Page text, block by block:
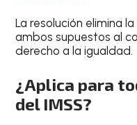
La resolución elimina
ambos supuestos al
derecho a la igualdad.
¿Aplica para
del IMSS?